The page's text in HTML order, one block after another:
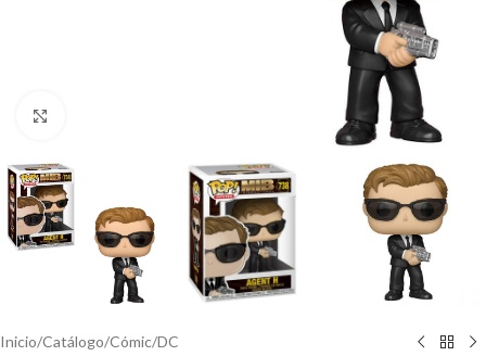
Inicio/Catálogo/Cómic/DC